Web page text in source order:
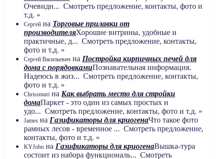
Очевидн... Смотреть предложение, контакты, фото и
т.д. »
Сергей на Торговые прилавки от
производителяХорошие витрины, удобные и
практичные, д... Смотреть предложение, контакты,
фото и т.д. »
Сергей Васильевич на Постройка кирпичных печей для
дома с порядовкамиПознавательная информация.
Надеюсь в жиз... Смотреть предложение, контакты,
фото и т.д. »
Chrissmuri на Как выбрать место для стройки
домаПаркет - это один из самых простых и
удо... Смотреть предложение, контакты, фото и т.д. »
James на Газификаторы для криогенаЧто такое фото
рамных лесов - временное ... Смотреть предложение,
контакты, фото и т.д. »
KYJohn на Газификаторы для криогенаВышка-тура
состоит из набора функциональ... Смотреть